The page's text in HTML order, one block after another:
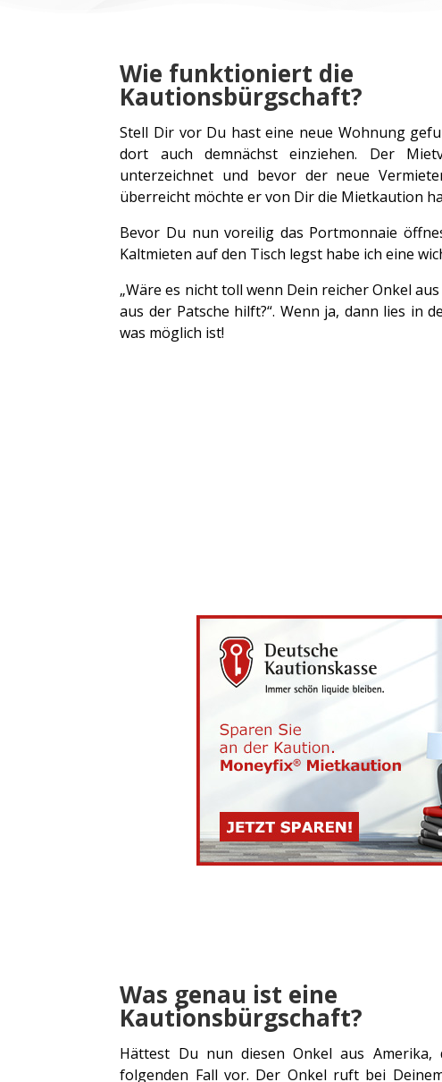
Wie funktioniert die
Kautionsbürgschaft?
Stell Dir vor Du hast eine neue Wohnung
dort auch demnächst einziehen. Der
unterzeichnet und bevor der neue
überreicht möchte er von Dir die Mietkaution
Bevor Du nun voreilig das Portmonnaie
Kaltmieten auf den Tisch legst habe ich eine
„Wäre es nicht toll wenn Dein reicher Onkel
aus der Patsche hilft?“. Wenn ja, dann lies in
was möglich ist!
Was genau ist eine
Kautionsbürgschaft?
Hättest Du nun diesen Onkel aus
folgenden Fall vor. Der Onkel ruft bei